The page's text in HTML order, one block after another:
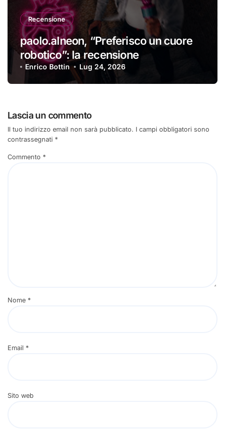
Recensione
paolo.alneon, “Preferisco un cuore
robotico”: la recensione
Enrico Bottin Lug 24, 2026
Lascia un commento
Il tuo indirizzo email non sarà pubblicato. I campi obbligatori sono
contrassegnati *
Commento *
Nome *
Email *
Sito web